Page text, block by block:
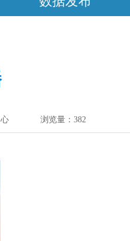
浏览量： 382